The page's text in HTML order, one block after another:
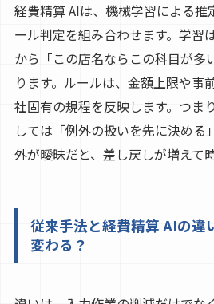
経費精算 AIは、機械学習による推
ール判定を組み合わせます。学習
から「この店名ならこの科目が多
ります。ルールは、金額上限や事
社固有の規程を反映します。つま
しては「例外の扱いを先に決める
外が曖昧だと、差し戻しが増えて
従来手法と経費精算 AIの違
変わる？